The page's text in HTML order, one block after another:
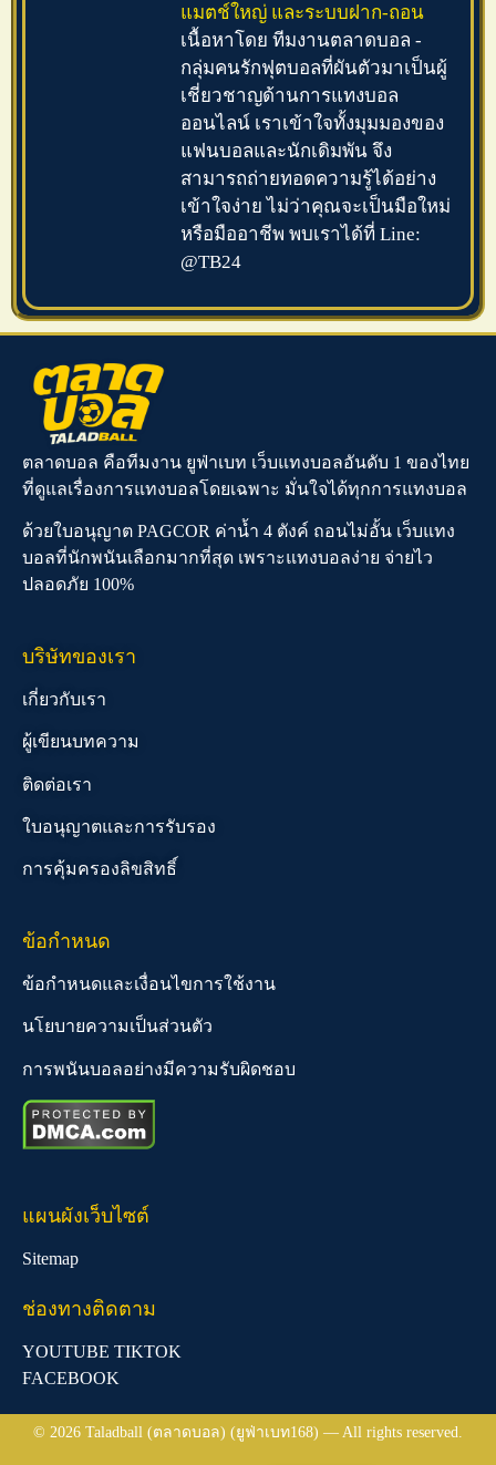
แมตช์ใหญ่ และระบบฝาก-ถอน
เนื้อหาโดย ทีมงานตลาดบอล -
กลุ่มคนรักฟุตบอลที่ผันตัวมาเป็นผู้
เชี่ยวชาญด้านการแทงบอล
ออนไลน์ เราเข้าใจทั้งมุมมองของ
แฟนบอลและนักเดิมพัน จึง
สามารถถ่ายทอดความรู้ได้อย่าง
เข้าใจง่าย ไม่ว่าคุณจะเป็นมือใหม่
หรือมืออาชีพ พบเราได้ที่ Line:
@TB24
ตลาดบอล คือทีมงาน ยูฟ่าเบท เว็บแทงบอลอันดับ 1 ของไทย
ที่ดูแลเรื่องการแทงบอลโดยเฉพาะ มั่นใจได้ทุกการแทงบอล
ด้วยใบอนุญาต PAGCOR ค่าน้ำ 4 ตังค์ ถอนไม่อั้น เว็บแทง
บอลที่นักพนันเลือกมากที่สุด เพราะแทงบอลง่าย จ่ายไว
ปลอดภัย 100%
บริษัทของเรา
เกี่ยวกับเรา
ผู้เขียนบทความ
ติดต่อเรา
ใบอนุญาตและการรับรอง
การคุ้มครองลิขสิทธิ์
ข้อกำหนด
ข้อกำหนดและเงื่อนไขการใช้งาน
นโยบายความเป็นส่วนตัว
การพนันบอลอย่างมีความรับผิดชอบ
แผนผังเว็บไซต์
Sitemap
ช่องทางติดตาม
YOUTUBE TIKTOK
FACEBOOK
© 2026 Taladball (ตลาดบอล) (ยูฟ่าเบท168) — All rights reserved.